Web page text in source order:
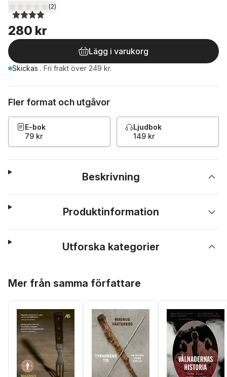
4,0utav 5 stjärnor. Totalt antal röster:
(2)
280 kr
Lägg i varukorg
Skickas . Fri frakt över 249 kr.
Fler format och utgåvor
E-bok
79 kr
Ljudbok
149 kr
Beskrivning
Produktinformation
Utforska kategorier
Mer från samma författare